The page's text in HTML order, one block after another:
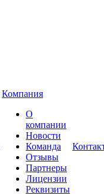
Компания
О
компании
Новости
Команда
Отзывы
Партнеры
Лицензии
Реквизиты